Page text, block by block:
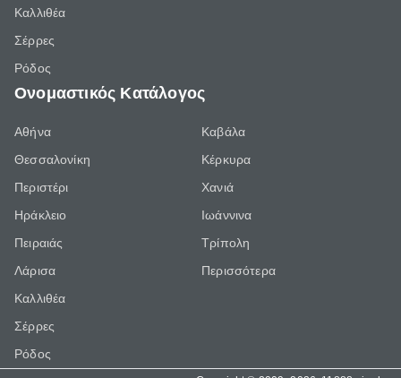
Καλλιθέα
Σέρρες
Ρόδος
Ονομαστικός Κατάλογος
Αθήνα
Θεσσαλονίκη
Περιστέρι
Ηράκλειο
Πειραιάς
Λάρισα
Καλλιθέα
Σέρρες
Ρόδος
Καβάλα
Κέρκυρα
Χανιά
Ιωάννινα
Τρίπολη
Περισσότερα